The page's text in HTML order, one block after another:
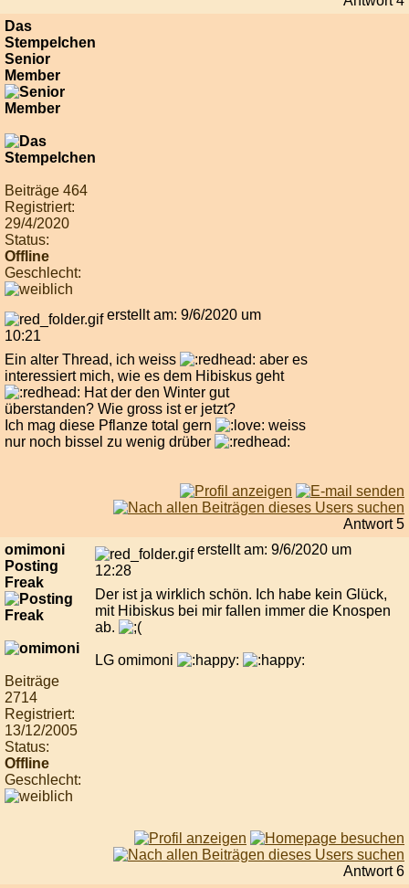
Das
Stempelchen
Senior
Member
Beiträge 464
Registriert:
29/4/2020
Status:
Offline
Geschlecht:
erstellt am: 9/6/2020 um
10:21
Ein alter Thread, ich weiss
aber es
interessiert mich, wie es dem Hibiskus geht
Hat der den Winter gut
überstanden? Wie gross ist er jetzt?
Ich mag diese Pflanze total gern
weiss
nur noch bissel zu wenig drüber
Antwort 5
omimoni
Posting
Freak
Beiträge
2714
Registriert:
13/12/2005
Status:
Offline
Geschlecht:
erstellt am: 9/6/2020 um
12:28
Der ist ja wirklich schön. Ich habe kein Glück,
mit Hibiskus bei mir fallen immer die Knospen
ab.
LG omimoni
Antwort 6